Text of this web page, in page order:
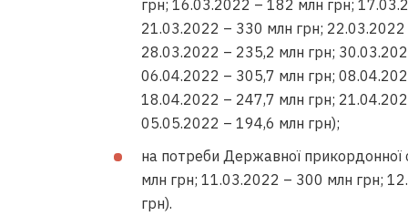
грн; 16.03.2022 – 182 млн грн;
21.03.2022 – 330 млн грн;
28.03.2022 – 235,2 млн грн;
06.04.2022 – 305,7 млн грн;
18.04.2022 – 247,7 млн грн;
05.05.2022 – 194,6 млн грн);
на потреби Державної
млн грн; 11.03.2022 – 300 млн грн;
грн).